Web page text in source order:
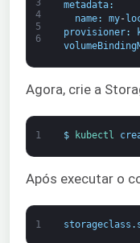
4
5
6
metadata:
name: my-
provisioner:
Agora, crie a
1 $ kubectl
Após executar o
1 storageclass .